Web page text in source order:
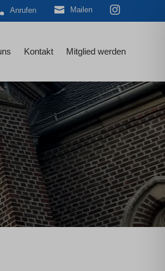
Anrufen  Mailen 
Kontakt Mitglied werden